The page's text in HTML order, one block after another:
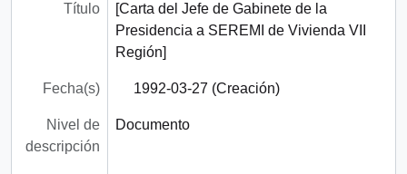
Título
[Carta del Jefe de Gabinete de la
Presidencia a SEREMI de Vivienda VII
Región]
Fecha(s) 1992-03-27 (Creación)
Nivel de
descripción
Documento